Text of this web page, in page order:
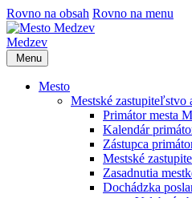
Rovno na obsah Rovno na menu
Medzev
Menu
Mesto
Mestské zastupiteľstvo
Primátor mesta
Kalendár
Zástupca
Mestské
Zasadnutia
Dochádzka